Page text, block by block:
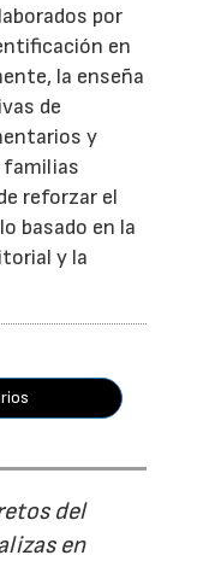
por
en
la enseña
de
y
familias
reforzar el
basado en la
y la
del
en